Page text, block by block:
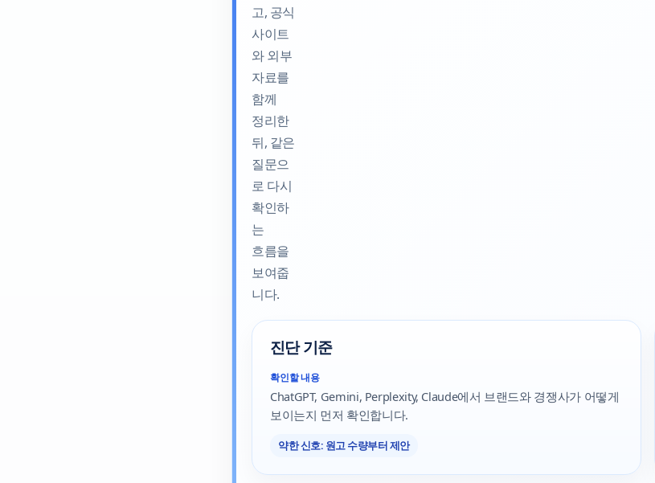
고, 공식
사이트
와 외부
자료를
함께
정리한
뒤, 같은
질문으
로 다시
확인하
는
흐름을
보여줍
니다.
진단 기준
확인할 내용
ChatGPT, Gemini, Perplexity, Claude에서 브랜드와 경쟁사가 어떻게
보이는지 먼저 확인합니다.
약한 신호: 원고 수량부터 제안